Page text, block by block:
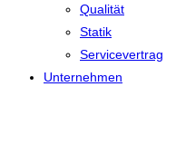
Qualität
Statik
Servicevertrag
Unternehmen